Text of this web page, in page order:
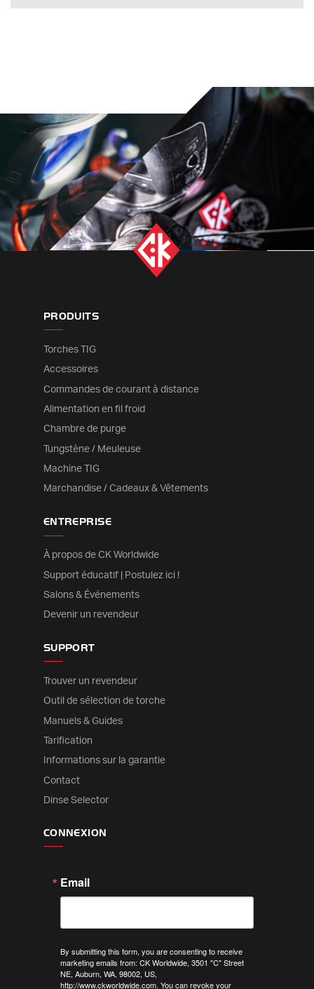
PRODUITS
Torches TIG
Accessoires
Commandes de courant à distance
Alimentation en fil froid
Chambre de purge
Tungstène / Meuleuse
Machine TIG
Marchandise / Cadeaux & Vêtements
ENTREPRISE
À propos de CK Worldwide
Support éducatif | Postulez ici !
Salons & Événements
Devenir un revendeur
SUPPORT
Trouver un revendeur
Outil de sélection de torche
Manuels & Guides
Tarification
Informations sur la garantie
Contact
Dinse Selector
CONNEXION
Email
By submitting this form, you are consenting to receive
marketing emails from: CK Worldwide, 3501 "C" Street
NE, Auburn, WA, 98002, US,
http://www.ckworldwide.com. You can revoke your